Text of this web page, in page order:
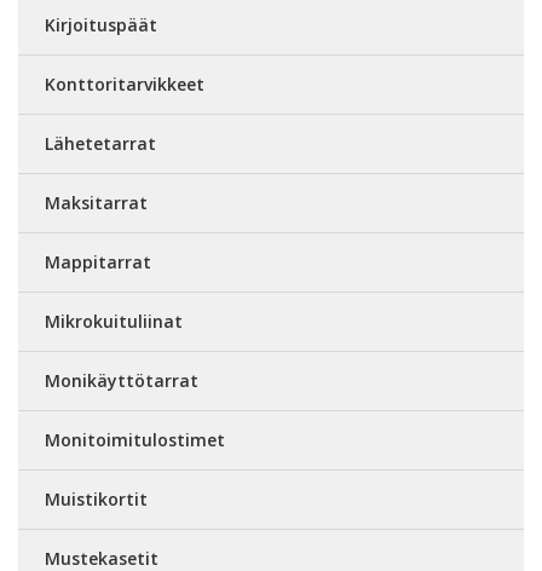
Kirjoituspäät
Konttoritarvikkeet
Lähetetarrat
Maksitarrat
Mappitarrat
Mikrokuituliinat
Monikäyttötarrat
Monitoimitulostimet
Muistikortit
Mustekasetit